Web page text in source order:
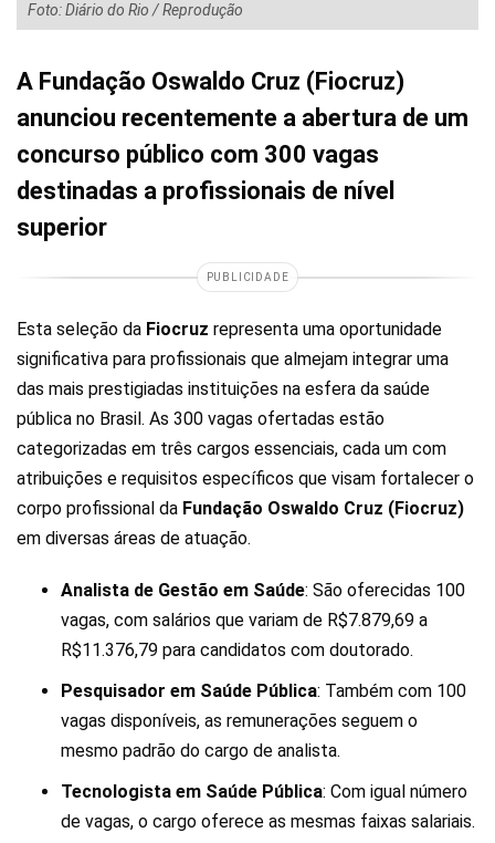
Foto: Diário do Rio / Reprodução
A Fundação Oswaldo Cruz (Fiocruz)
anunciou recentemente a abertura de um
concurso público com 300 vagas
destinadas a profissionais de nível
superior
PUBLICIDADE
Esta seleção da Fiocruz representa uma oportunidade
significativa para profissionais que almejam integrar uma
das mais prestigiadas instituições na esfera da saúde
pública no Brasil. As 300 vagas ofertadas estão
categorizadas em três cargos essenciais, cada um com
atribuições e requisitos específicos que visam fortalecer o
corpo profissional da Fundação Oswaldo Cruz (Fiocruz)
em diversas áreas de atuação.
Analista de Gestão em Saúde: São oferecidas 100
vagas, com salários que variam de R$7.879,69 a
R$11.376,79 para candidatos com doutorado.
Pesquisador em Saúde Pública: Também com 100
vagas disponíveis, as remunerações seguem o
mesmo padrão do cargo de analista.
Tecnologista em Saúde Pública: Com igual número
de vagas, o cargo oferece as mesmas faixas salariais.